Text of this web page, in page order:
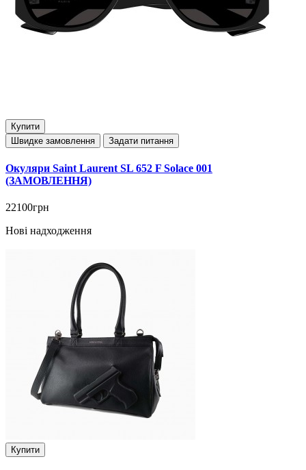
Купити
Швидке замовлення
Задати питання
Окуляри Saint Laurent SL 652 F Solace 001
(ЗАМОВЛЕННЯ)
22100грн
Нові надходження
Купити